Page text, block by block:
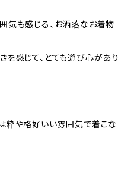
気も感じる、お洒落なお着物
を感じて、とても遊び心があり
粋や格好いい雰囲気で着こな